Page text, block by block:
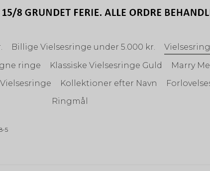
Billige Vielsesringe under 5.000 kr.
ringe
Klassiske Vielsesringe Guld
Marry
Vielsesringe Kollektioner efter Navn
Ringmål
5